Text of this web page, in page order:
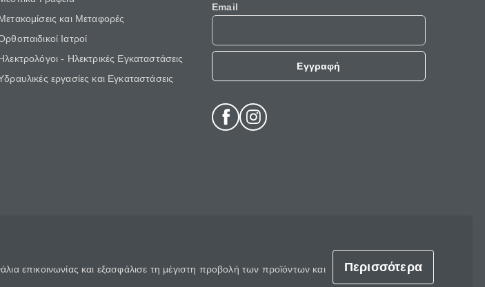
και Μεταφορές
Ιατροί
- Ηλεκτρικές Εγκαταστάσεις
εργασίες και Εγκαταστάσεις
Email
Εγγραφή
επικοινωνίας και εξασφάλισε τη μέγιστη προβολή των προϊόντων και
Περισσότερα